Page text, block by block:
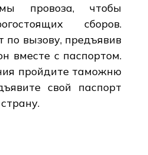
провоза, чтобы
сборов.
по вызову, предъявив
вместе с паспортом.
пройдите таможню
свой паспорт